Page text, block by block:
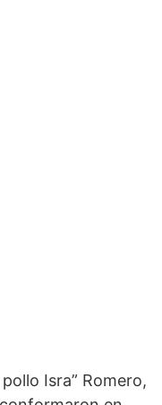
Isra” Romero,